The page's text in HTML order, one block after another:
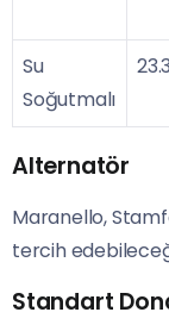
Su
Soğutmalı
Alternatör
Maranello,
tercih
Standart